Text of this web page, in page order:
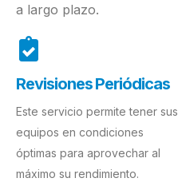
a largo plazo.
Revisiones Periódicas
Este servicio permite tener sus
equipos en condiciones
óptimas para aprovechar al
máximo su rendimiento.